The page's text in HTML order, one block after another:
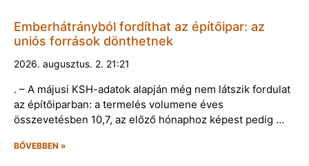
Emberhátrányból fordíthat az építőipar: az
uniós források dönthetnek
2026. augusztus. 2. 21:21
. – A májusi KSH-adatok alapján még nem látszik fordulat
az építőiparban: a termelés volumene éves
összevetésben 10,7, az előző hónaphoz képest pedig …
BŐVEBBEN »